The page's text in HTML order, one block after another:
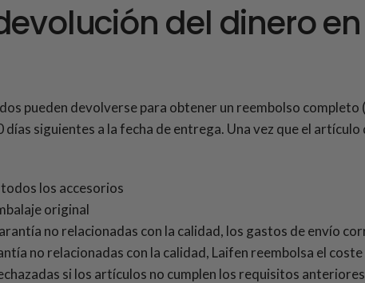
del dinero
pueden devolverse para obtener un reembolso completo (
siguientes a la fecha de entrega. Una vez que el
los accesorios
original
no relacionadas con la calidad, los gastos de envío
no relacionadas con la calidad, Laifen reembolsa el
si los artículos no cumplen los requisitos anteriores